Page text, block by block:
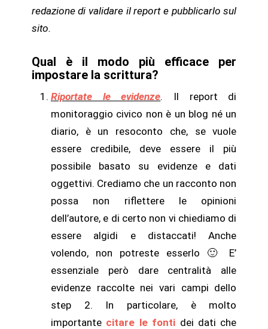
redazione di validare il report e pubblicarlo sul
sito.
Qual è il modo più efficace per
impostare la scrittura?
Riportate le evidenze. Il report di
monitoraggio civico non è un blog né un
diario, è un resoconto che, se vuole
essere credibile, deve essere il più
possibile basato su evidenze e dati
oggettivi. Crediamo che un racconto non
possa non riflettere le opinioni
dell’autore, e di certo non vi chiediamo di
essere algidi e distaccati! Anche
volendo, non potreste esserlo 🙂 E’
essenziale però dare centralità alle
evidenze raccolte nei vari campi dello
step 2. In particolare, è molto
importante citare le fonti dei dati che